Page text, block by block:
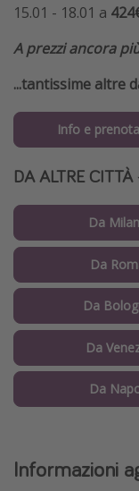
15.01 - 18.01 a
A prezzi ancora
...tantissime altre
Info e
DA ALTRE CITTÀ
Da
Da
Da
Da
Da
Informazioni